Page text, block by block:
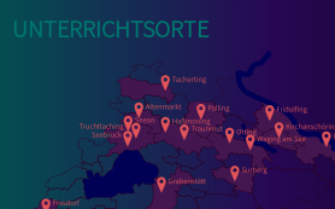
Unterrichtsorte